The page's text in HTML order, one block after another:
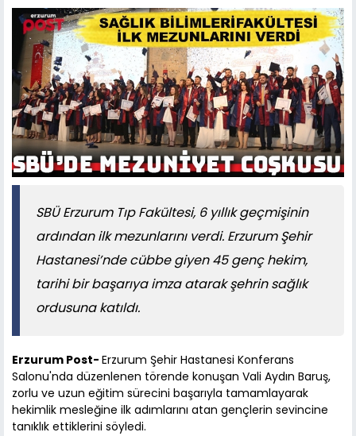
SBÜ Erzurum Tıp Fakültesi, 6 yıllık geçmişinin
ardından ilk mezunlarını verdi. Erzurum Şehir
Hastanesi’nde cübbe giyen 45 genç hekim,
tarihi bir başarıya imza atarak şehrin sağlık
ordusuna katıldı.
Erzurum Post- Erzurum Şehir Hastanesi Konferans
Salonu'nda düzenlenen törende konuşan Vali Aydın Baruş,
zorlu ve uzun eğitim sürecini başarıyla tamamlayarak
hekimlik mesleğine ilk adımlarını atan gençlerin sevincine
tanıklık ettiklerini söyledi.